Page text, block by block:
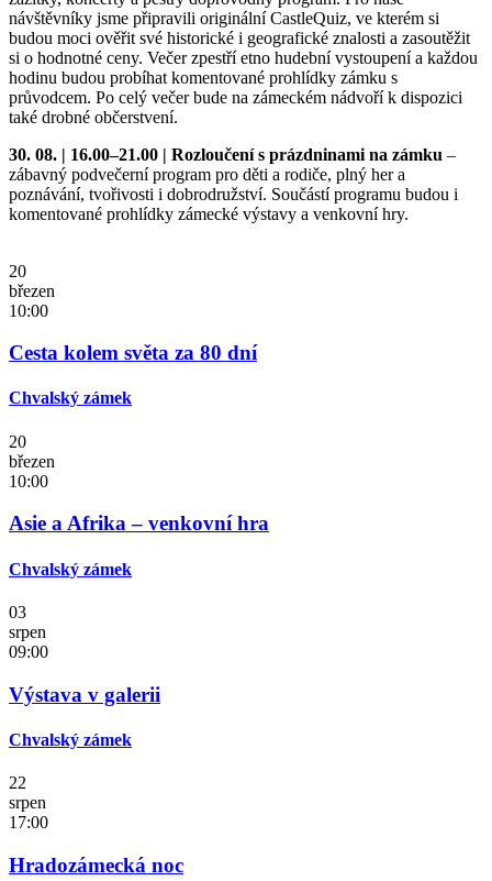
návštěvníky jsme připravili originální CastleQuiz, ve kterém si
budou moci ověřit své historické i geografické znalosti a zasoutěžit
si o hodnotné ceny. Večer zpestří etno hudební vystoupení a každou
hodinu budou probíhat komentované prohlídky zámku s
průvodcem. Po celý večer bude na zámeckém nádvoří k dispozici
také drobné občerstvení.
30. 08. | 16.00–21.00 | Rozloučení s prázdninami na zámku –
zábavný podvečerní program pro děti a rodiče, plný her a
poznávání, tvořivosti i dobrodružství. Součástí programu budou i
komentované prohlídky zámecké výstavy a venkovní hry.
20
březen
10:00
Cesta kolem světa za 80 dní
Chvalský zámek
20
březen
10:00
Asie a Afrika – venkovní hra
Chvalský zámek
03
srpen
09:00
Výstava v galerii
Chvalský zámek
22
srpen
17:00
Hradozámecká noc